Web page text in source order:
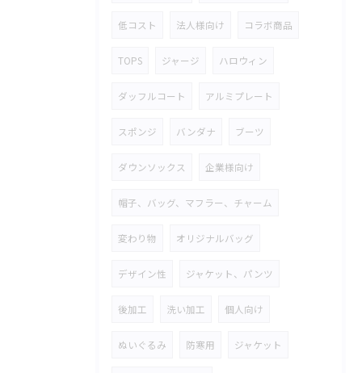
低コスト 法人様向け コラボ商品
TOPS ジャージ ハロウィン
ダッフルコート アルミプレート
スポンジ バンダナ ブーツ
ダウンソックス 企業様向け
帽子、バッグ、マフラー、チャーム
変わり物 オリジナルバッグ
デザイン性 ジャケット、パンツ
後加工 洗い加工 個人向け
ぬいぐるみ 防寒用 ジャケット